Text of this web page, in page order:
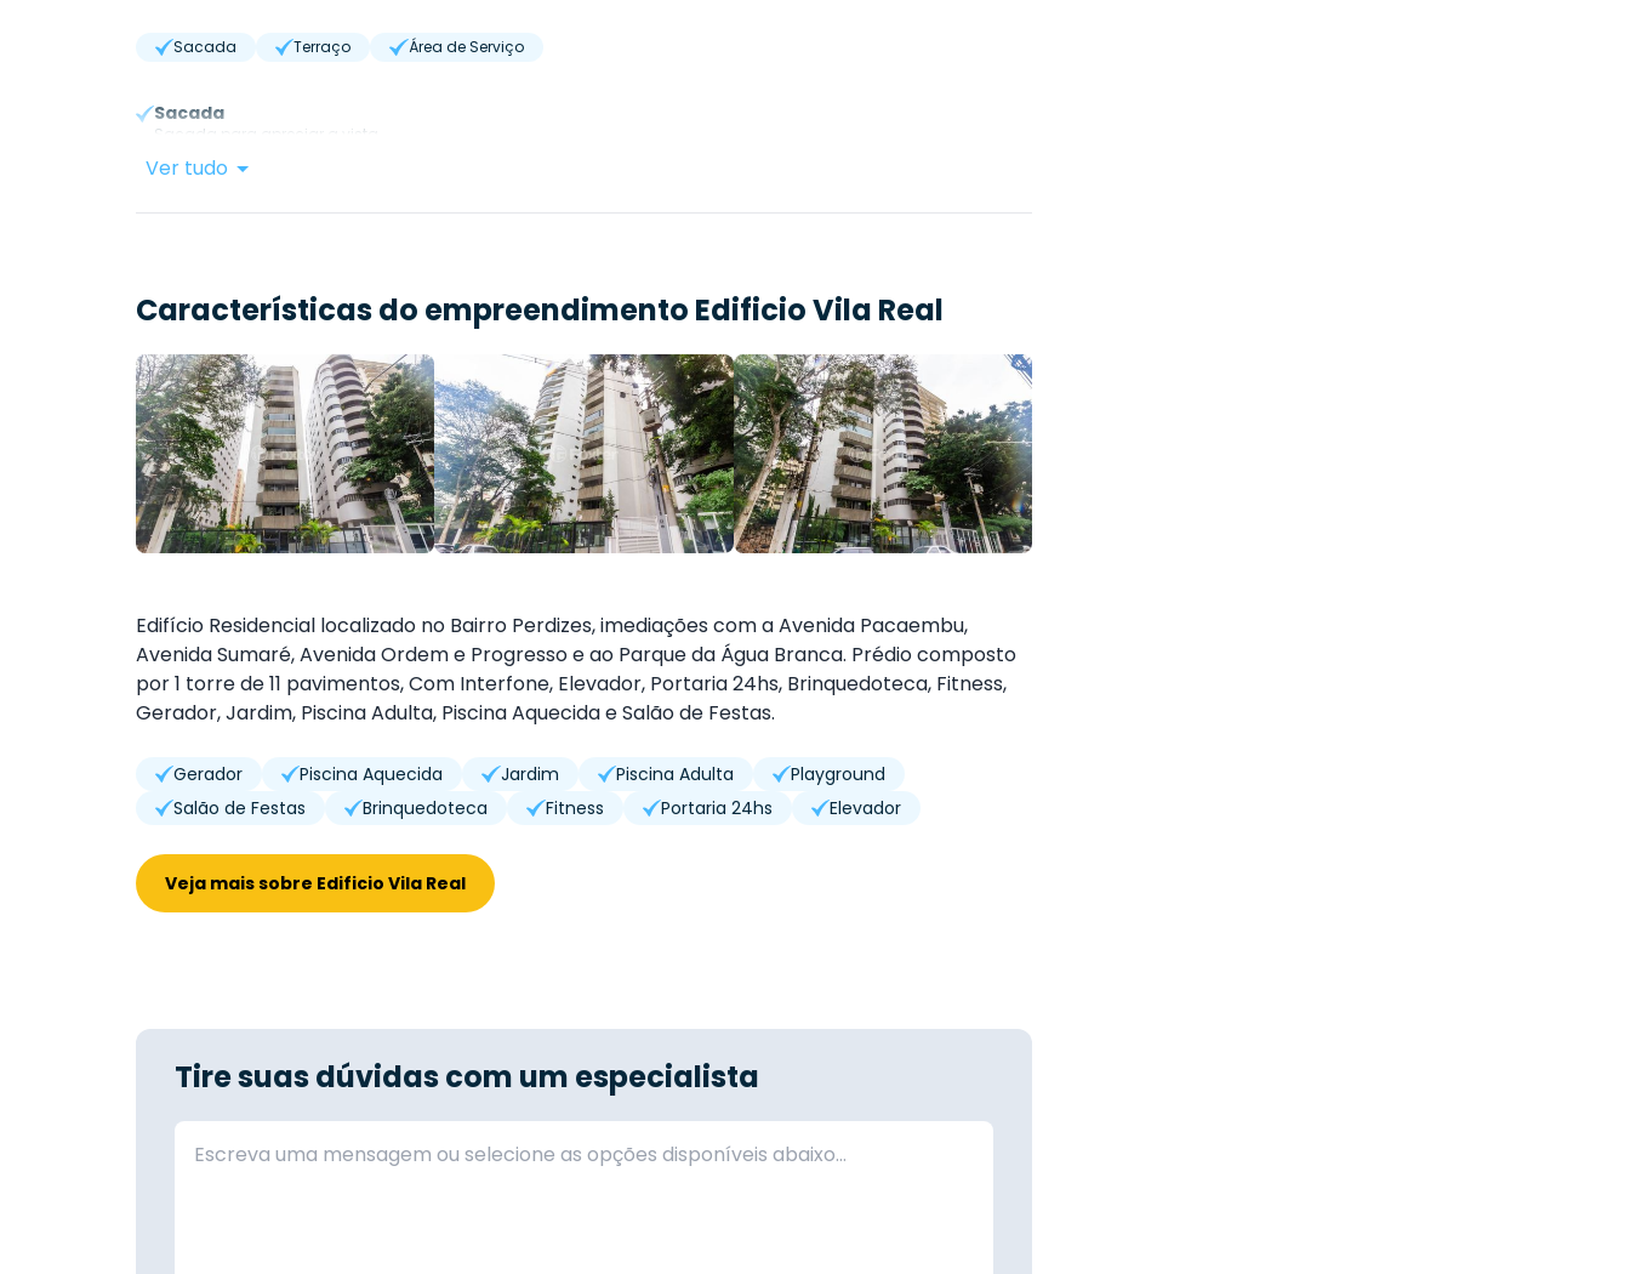
Sacada Terraço Área de Serviço
Sacada
Sacada para apreciar a vista.
Ver tudo
Características do empreendimento Edificio Vila Real
Edifício Residencial localizado no Bairro Perdizes, imediações com a Avenida Pacaembu,
Avenida Sumaré, Avenida Ordem e Progresso e ao Parque da Água Branca. Prédio composto
por 1 torre de 11 pavimentos, Com Interfone, Elevador, Portaria 24hs, Brinquedoteca, Fitness,
Gerador, Jardim, Piscina Adulta, Piscina Aquecida e Salão de Festas.
Gerador Piscina Aquecida Jardim Piscina Adulta
Playground
Salão de Festas
Brinquedoteca Fitness Portaria 24hs Elevador
Veja mais sobre Edificio Vila Real
Tire suas dúvidas com um especialista